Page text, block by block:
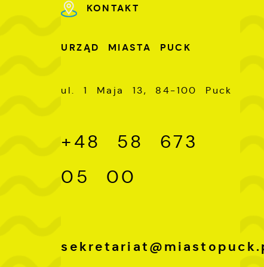
KONTAKT
URZĄD MIASTA PUCK
ul. 1 Maja 13, 84-100 Puck
+48 58 673
05 00